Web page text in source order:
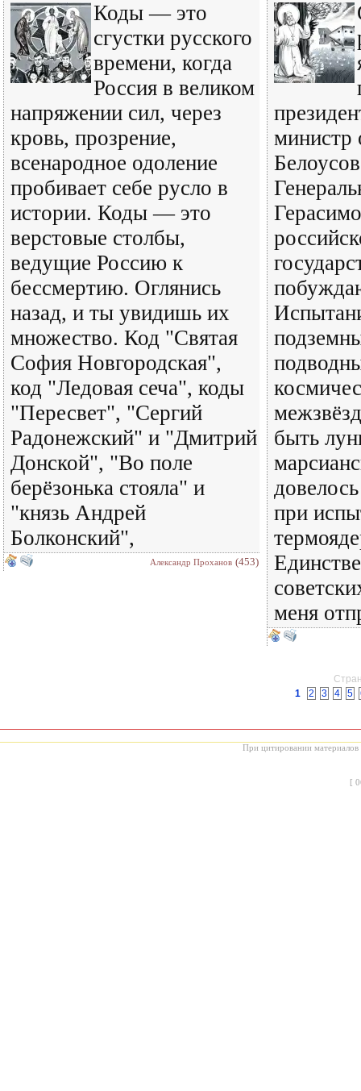
Коды — это
сгустки русского
времени, когда
Россия в великом
напряжении сил, через
кровь, прозрение,
всенародное одоление
пробивает себе русло в
истории. Коды — это
верстовые столбы,
ведущие Россию к
бессмертию. Оглянись
назад, и ты увидишь их
множество. Код "Святая
София Новгородская",
код "Ледовая сеча", коды
"Пересвет", "Сергий
Радонежский" и "Дмитрий
Донской", "Во поле
берёзонька стояла" и
"князь Андрей
Болконский",
Александр Проханов (453)
министр
быть
при
меня
1
2 3 4 5
При цитировании материалов
[